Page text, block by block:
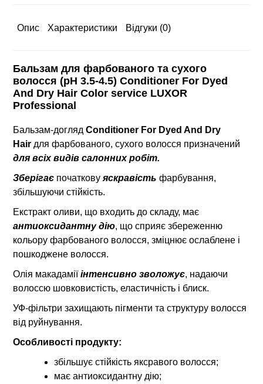
Опис Характеристики Відгуки (0)
Бальзам для фарбованого та сухого
волосся (рН 3.5-4.5) Conditioner For Dyed
And Dry Hair Color service LUXOR
Professional
Бальзам-доглядConditioner For Dyed And Dry
Hair для фарбованого, сухого волосся призначений
для всіх видів салонних робіт.
Зберігає початковуяскравістьфарбування,
збільшуючи стійкість.
Екстракт оливи, що входить до складу, має
антиоксидантну дію, що сприяє збереженню
кольору фарбованого волосся, зміцнює ослаблене і
пошкоджене волосся.
Олія макадаміїінтенсивно зволожує, надаючи
волоссю шовковистість, еластичність і блиск.
УФ-фільтри захищають пігменти та структуру волосся
від руйнування.
Особливості продукту:
збільшує стійкість яксравого волосся;
має антиоксидантну дію;